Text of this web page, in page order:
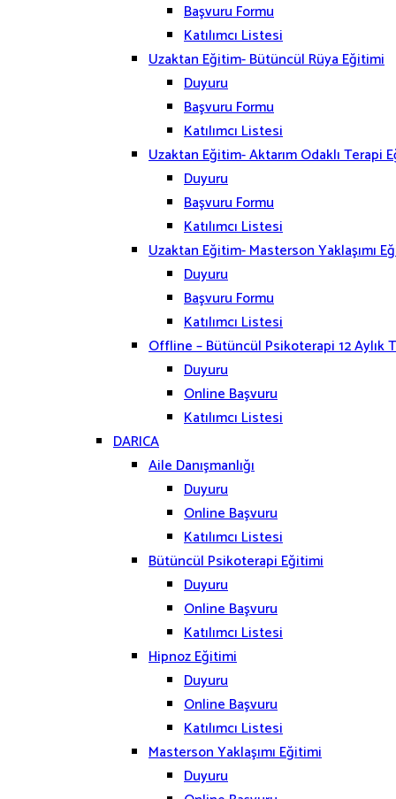
Başvuru Formu
Katılımcı Listesi
Uzaktan Eğitim- Bütüncül Rüya Eğitimi
Duyuru
Başvuru Formu
Katılımcı Listesi
Uzaktan Eğitim- Aktarım Odaklı Terapi
Duyuru
Başvuru Formu
Katılımcı Listesi
Uzaktan Eğitim- Masterson Yaklaşımı
Duyuru
Başvuru Formu
Katılımcı Listesi
Offline – Bütüncül Psikoterapi 12
Duyuru
Online Başvuru
Katılımcı Listesi
DARICA
Aile Danışmanlığı
Duyuru
Online Başvuru
Katılımcı Listesi
Bütüncül Psikoterapi Eğitimi
Duyuru
Online Başvuru
Katılımcı Listesi
Hipnoz Eğitimi
Duyuru
Online Başvuru
Katılımcı Listesi
Masterson Yaklaşımı Eğitimi
Duyuru